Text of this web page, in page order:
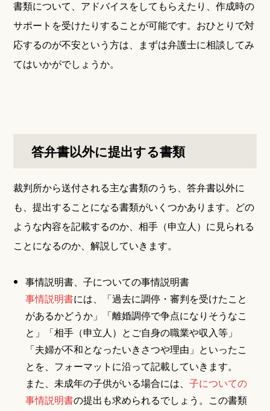
書類について、アドバイスをしてもらえたり、作成時の
サポートを受けたりすることが可能です。おひとりで対
応するのが不安という方は、まずは弁護士に相談してみ
てはいかがでしょうか。
答弁書以外に提出する書類
裁判所から送付される主な書類のうち、答弁書以外に
も、提出することになる書類がいくつかあります。どの
ような内容を記載するのか、相手（申立人）に見られる
ことになるのか、解説していきます。
事情説明書、子についての事情説明書
事情説明書には、「過去に調停・審判を受けたこと
があるかどうか」「離婚調停で争点になりそうなこ
と」「相手（申立人）とご自身の職業や収入等」
「夫婦が不和となったいきさつや理由」といったこ
とを、フォーマットに沿って記載していきます。
また、未成年の子供がいる場合には、子についての
事情説明書の提出も求められるでしょう。この書類